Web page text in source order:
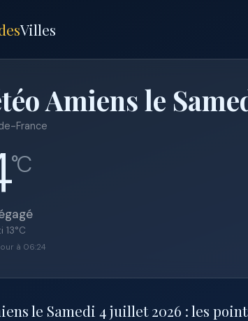
Villes
Amiens le
France
°C
13°C
à 06:24
le Samedi 4 juillet 2026 : les